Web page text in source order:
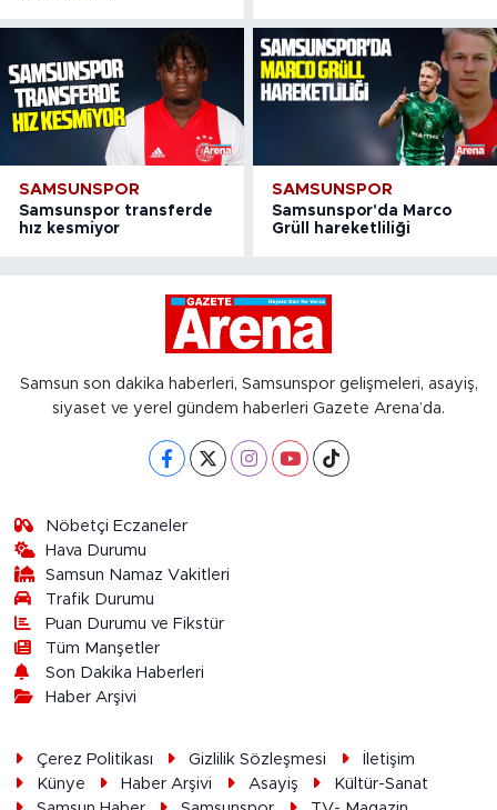
SAMSUNSPOR
Samsunspor transferde
hız kesmiyor
SAMSUNSPOR
Samsunspor'da Marco
Grüll hareketliliği
Samsun son dakika haberleri, Samsunspor gelişmeleri, asayiş,
siyaset ve yerel gündem haberleri Gazete Arena’da.
Nöbetçi Eczaneler
Hava Durumu
Samsun Namaz Vakitleri
Trafik Durumu
Puan Durumu ve Fikstür
Tüm Manşetler
Son Dakika Haberleri
Haber Arşivi
Çerez Politikası Gizlilik Sözleşmesi
İletişim
Künye
Haber Arşivi Asayiş
Kültür-Sanat